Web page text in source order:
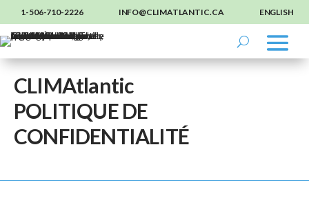
1-506-710-2226 INFO@CLIMATLANTIC.CA ENGLISH
CLIMAtlantic
POLITIQUE DE
CONFIDENTIALITÉ